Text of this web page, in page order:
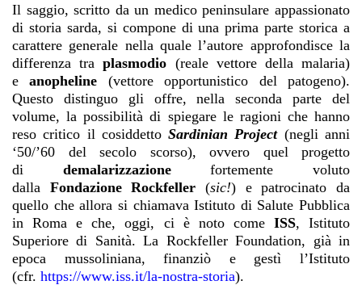
Il saggio, scritto da un medico peninsulare appassionato
di storia sarda, si compone di una prima parte storica a
carattere generale nella quale l’autore approfondisce la
differenza traplasmodio (reale vettore della malaria)
eanopheline (vettore opportunistico del patogeno).
Questo distinguo gli offre, nella seconda parte del
volume, la possibilità di spiegare le ragioni che hanno
reso critico il cosiddettoSardinian Project(negli anni
‘50/’60 del secolo scorso), ovvero quel progetto
di demalarizzazionefortemente voluto
dalla Fondazione Rockfeller (sic!) e patrocinato da
quello che allora si chiamava Istituto di Salute Pubblica
in Roma e che, oggi, ci è noto come ISS, Istituto
Superiore di Sanità. La Rockfeller Foundation, già in
epoca mussoliniana, finanziò e gestì l’Istituto
(cfr. https://www.iss.it/la-nostra-storia).